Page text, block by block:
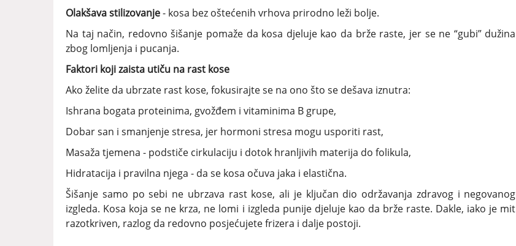
Olakšava stilizovanje- kosa bez oštećenih vrhova prirodno leži bolje.
Na taj način, redovno šišanje pomaže da kosa djeluje kao da brže raste, jer se ne “gubi” dužina
zbog lomljenja i pucanja.
Faktori koji zaista utiču na rast kose
Ako želite da ubrzate rast kose, fokusirajte se na ono što se dešava iznutra:
Ishrana bogata proteinima, gvožđem i vitaminima B grupe,
Dobar san i smanjenje stresa, jer hormoni stresa mogu usporiti rast,
Masaža tjemena - podstiče cirkulaciju i dotok hranljivih materija do folikula,
Hidratacija i pravilna njega - da se kosa očuva jaka i elastična.
Šišanje samo po sebi ne ubrzava rast kose, ali je ključan dio održavanja zdravog i negovanog
izgleda. Kosa koja se ne krza, ne lomi i izgleda punije djeluje kao da brže raste. Dakle, iako je mit
razotkriven, razlog da redovno posjećujete frizera i dalje postoji.